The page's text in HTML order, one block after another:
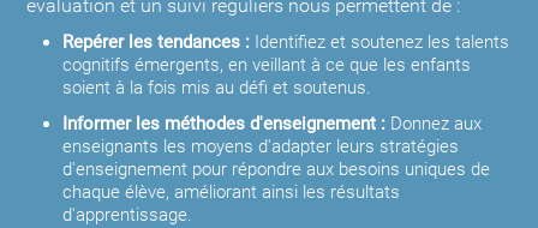
évaluation et un suivi réguliers nous permettent de :
Repérer les tendances : Identifiez et soutenez les talents
cognitifs émergents, en veillant à ce que les enfants
soient à la fois mis au défi et soutenus.
Informer les méthodes d'enseignement : Donnez aux
enseignants les moyens d'adapter leurs stratégies
d'enseignement pour répondre aux besoins uniques de
chaque élève, améliorant ainsi les résultats
d'apprentissage.